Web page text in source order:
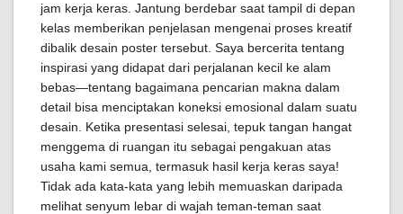
jam kerja keras. Jantung berdebar saat tampil di depan
kelas memberikan penjelasan mengenai proses kreatif
dibalik desain poster tersebut. Saya bercerita tentang
inspirasi yang didapat dari perjalanan kecil ke alam
bebas—tentang bagaimana pencarian makna dalam
detail bisa menciptakan koneksi emosional dalam suatu
desain. Ketika presentasi selesai, tepuk tangan hangat
menggema di ruangan itu sebagai pengakuan atas
usaha kami semua, termasuk hasil kerja keras saya!
Tidak ada kata-kata yang lebih memuaskan daripada
melihat senyum lebar di wajah teman-teman saat